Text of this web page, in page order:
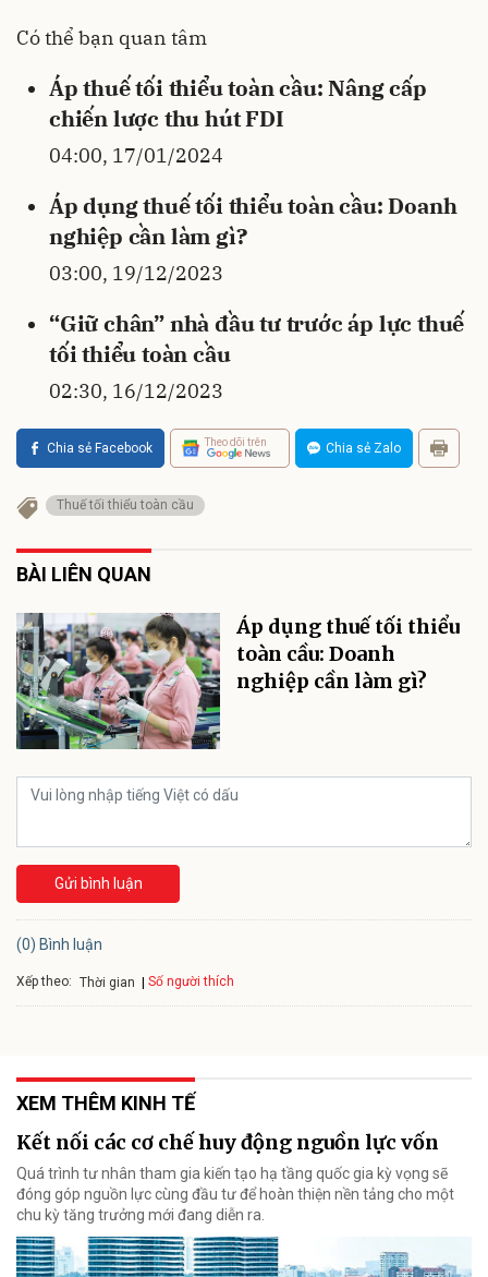
Có thể bạn quan tâm
Áp thuế tối thiểu toàn cầu: Nâng cấp
chiến lược thu hút FDI
04:00, 17/01/2024
Áp dụng thuế tối thiểu toàn cầu: Doanh
nghiệp cần làm gì?
03:00, 19/12/2023
“Giữ chân” nhà đầu tư trước áp lực thuế
tối thiểu toàn cầu
02:30, 16/12/2023
Chia sẻ Facebook Theo dõi trên Chia sẻ Zalo
Thuế tối thiểu toàn cầu
BÀI LIÊN QUAN
Áp dụng thuế tối thiểu
toàn cầu: Doanh
nghiệp cần làm gì?
Gửi bình luận
(0) Bình luận
Xếp theo: Thời gian Số người thích
XEM THÊM KINH TẾ
Kết nối các cơ chế huy động nguồn lực vốn
Quá trình tư nhân tham gia kiến tạo hạ tầng quốc gia kỳ vọng sẽ
đóng góp nguồn lực cùng đầu tư để hoàn thiện nền tảng cho một
chu kỳ tăng trưởng mới đang diễn ra.